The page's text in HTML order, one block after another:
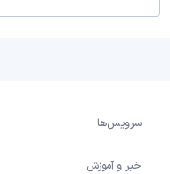
سرویس‌ها
خبر و آموزش